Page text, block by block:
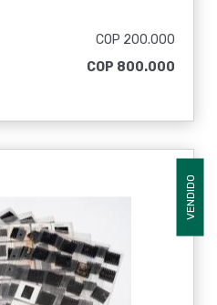
COP 200.000
COP 800.000
VENDIDO